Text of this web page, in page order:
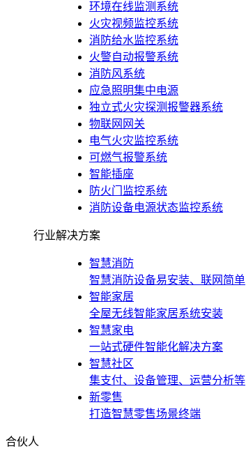
环境在线监测系统
火灾视频监控系统
消防给水监控系统
火警自动报警系统
消防风系统
应急照明集中电源
独立式火灾探测报警器系统
物联网网关
电气火灾监控系统
可燃气报警系统
智能插座
防火门监控系统
消防设备电源状态监控系统
行业解决方案
智慧消防
智慧消防设备易安装、联网简单
智能家居
全屋无线智能家居系统安装
智慧家电
一站式硬件智能化解决方案
智慧社区
集支付、设备管理、运营分析等
新零售
打造智慧零售场景终端
合伙人